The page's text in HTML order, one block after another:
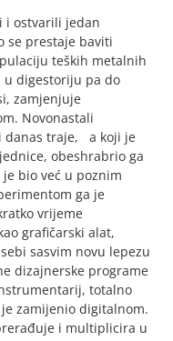
i ostvarili jedan
se prestaje baviti
teških metalnih
u digestoriju pa do
zamjenjuje
Novonastali
danas traje, a koji je
obeshrabrio ga
bio već u poznim
ga je
vrijeme
grafičarski alat,
sasvim novu lepezu
dizajnerske programe
totalno
zamijenio digitalnom.
i multiplicira u